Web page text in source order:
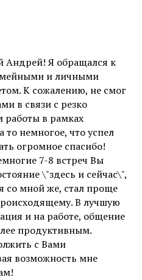
Андрей! Я обращался к
и личными
К сожалению, не смог
в связи с резко
в рамках
то немногое, что успел
огромное спасибо!
7-8 встреч Вы
\"здесь и сейчас\",
со мной же, стал проще
В лучшую
и на работе, общение
продуктивным.
с Вами
возможность мне